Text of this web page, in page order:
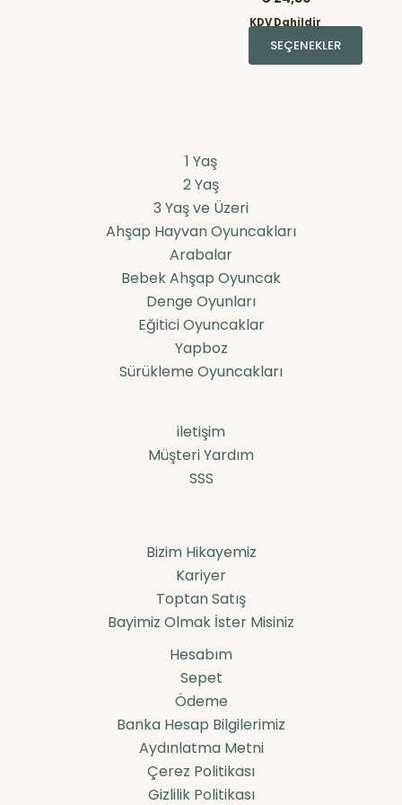
KDV Dahildir
SEÇENEKLER
1 Yaş
2 Yaş
3 Yaş ve Üzeri
Ahşap Hayvan Oyuncakları
Arabalar
Bebek Ahşap Oyuncak
Denge Oyunları
Eğitici Oyuncaklar
Yapboz
Sürükleme Oyuncakları
iletişim
Müşteri Yardım
SSS
Bizim Hikayemiz
Kariyer
Toptan Satış
Bayimiz Olmak İster Misiniz
Hesabım
Sepet
Ödeme
Banka Hesap Bilgilerimiz
Aydınlatma Metni
Çerez Politikası
Gizlilik Politikası